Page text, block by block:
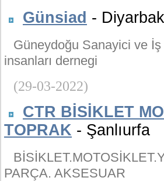
Günsiad -
Güneydoğu Sanayici ve İş
insanları dernegi
(29-03-2022)
CTR BİSİKLET
TOPRAK - Şanlıurfa
PARÇA. AKSESUAR